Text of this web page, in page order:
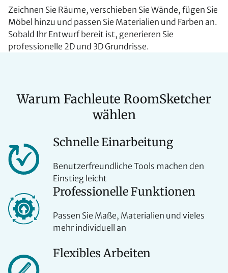
Zeichnen Sie Räume, verschieben Sie Wände, fügen Sie
Möbel hinzu und passen Sie Materialien und Farben an.
Sobald Ihr Entwurf bereit ist, generieren Sie
professionelle 2D und 3D Grundrisse.
Warum Fachleute RoomSketcher
wählen
Schnelle Einarbeitung
Benutzerfreundliche Tools machen den
Einstieg leicht
Professionelle Funktionen
Passen Sie Maße, Materialien und vieles
mehr individuell an
Flexibles Arbeiten